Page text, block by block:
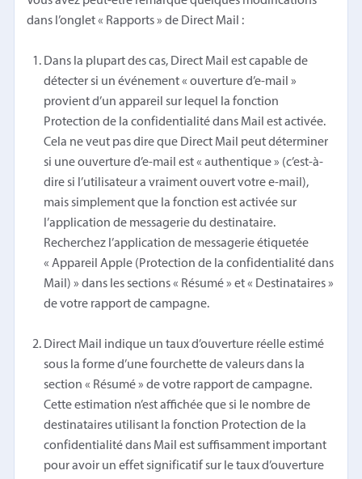
dans l’onglet « Rapports » de Direct Mail :
Dans la plupart des cas, Direct Mail est capable de
détecter si un événement « ouverture d’e-mail »
provient d’un appareil sur lequel la fonction
Protection de la confidentialité dans Mail est activée.
Cela ne veut pas dire que Direct Mail peut déterminer
si une ouverture d’e-mail est « authentique » (c’est-à-
dire si l’utilisateur a vraiment ouvert votre e-mail),
mais simplement que la fonction est activée sur
l’application de messagerie du destinataire.
Recherchez l’application de messagerie étiquetée
« Appareil Apple (Protection de la confidentialité dans
Mail) » dans les sections « Résumé » et « Destinataires »
de votre rapport de campagne.
Direct Mail indique un taux d’ouverture réelle estimé
sous la forme d’une fourchette de valeurs dans la
section « Résumé » de votre rapport de campagne.
Cette estimation n’est affichée que si le nombre de
destinataires utilisant la fonction Protection de la
confidentialité dans Mail est suffisamment important
pour avoir un effet significatif sur le taux d’ouverture